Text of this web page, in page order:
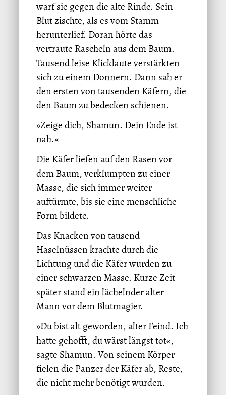
warf sie gegen die alte Rinde. Sein
Blut zischte, als es vom Stamm
herunterlief. Doran hörte das
vertraute Rascheln aus dem Baum.
Tausend leise Klicklaute verstärkten
sich zu einem Donnern. Dann sah er
den ersten von tausenden Käfern, die
den Baum zu bedecken schienen.
»Zeige dich, Shamun. Dein Ende ist
nah.«
Die Käfer liefen auf den Rasen vor
dem Baum, verklumpten zu einer
Masse, die sich immer weiter
auftürmte, bis sie eine menschliche
Form bildete.
Das Knacken von tausend
Haselnüssen krachte durch die
Lichtung und die Käfer wurden zu
einer schwarzen Masse. Kurze Zeit
später stand ein lächelnder alter
Mann vor dem Blutmagier.
»Du bist alt geworden, alter Feind. Ich
hatte gehofft, du wärst längst tot«,
sagte Shamun. Von seinem Körper
fielen die Panzer der Käfer ab, Reste,
die nicht mehr benötigt wurden.